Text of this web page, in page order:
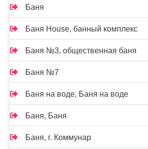
Баня
Баня House, банный комплекс
Баня №3, общественная баня
Баня №7
Баня на воде, Баня на воде
Баня, Баня
Баня, г. Коммунар